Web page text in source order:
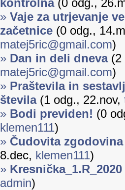
kontrolna(0 odg.,
» Vaje za utrjevanje
začetnice (0 odg.,
matej5ric@gmail.com)
» Dan in deli dneva(2
matej5ric@gmail.com)
» Praštevila in
števila(1 odg., 22.nov,
» Bodi previden! (0
klemen111)
» Čudovita
8.dec, klemen111)
» Kresnička_1.R_2020
admin)